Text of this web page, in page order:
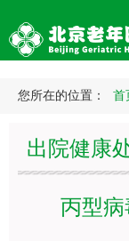
您所在的位置： 首
出院健康
丙型